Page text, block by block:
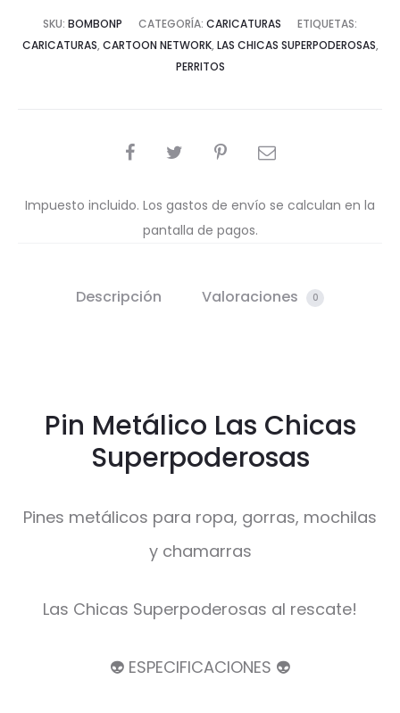
SKU: BOMBONP CATEGORÍA: CARICATURAS
ETIQUETAS:
CARICATURAS, CARTOON NETWORK, LAS CHICAS SUPERPODEROSAS,
PERRITOS
COMPARTIR
Impuesto incluido. Los gastos de envío se calculan en la
pantalla de pagos.
Descripción Valoraciones 0
Pin Metálico Las Chicas
Superpoderosas
Pines metálicos para ropa, gorras, mochilas
y chamarras
Las Chicas Superpoderosas al rescate!
👽 ESPECIFICACIONES 👽